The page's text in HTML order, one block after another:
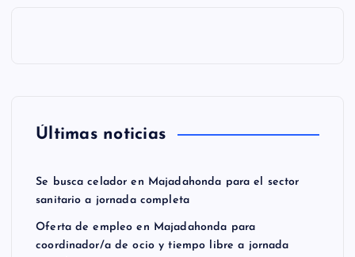
Últimas noticias
Se busca celador en Majadahonda para el sector
sanitario a jornada completa
Oferta de empleo en Majadahonda para
coordinador/a de ocio y tiempo libre a jornada